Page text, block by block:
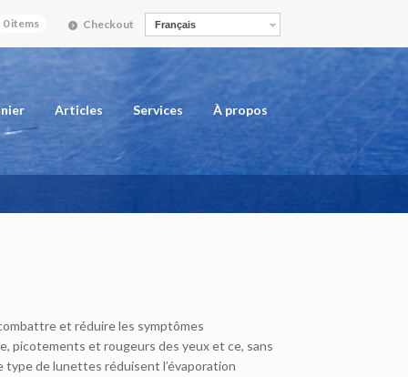
Français
0 items Checkout
Articles Services À propos
et réduire les symptômes
picotements et rougeurs des yeux et ce, sans
de lunettes réduisent l’évaporation